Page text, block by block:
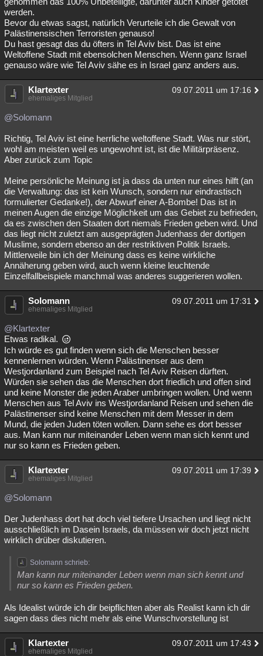
werden.
Bevor du etwas sagst, natürlich Verurteile ich die Gewalt von
Palästinensischen Terroristen genauso!
Du hast gesagt das du öfters in Tel Aviv bist. Das ist eine
Weltoffene Stadt mit ebensolchen Menschen. Wenn ganz Israel
genauso wäre wie Tel Aviv sähe es in Israel ganz anders aus.
Klartexter 09.07.2011 um 17:16
ehemaliges Mitglied
@Solomann
Richtig, Tel Aviv ist eine herrliche weltoffene Stadt. Was nur stört,
wohl am meisten weil es ungewohnt ist, ist die Militärpräsenz.
Aber zurück zum Topic
Meine persönliche Meinung ist ja dass da unten nur eines hilft (an
die Verwaltung: das ist kein Wunsch, sondern nur eindrastisch
formulierter Gedanke!), der Abwurf einer A-Bombe! Das ist in
meinen Augen die einzige Möglichkeit um das Gebiet zu befrieden,
da es zwischen den Staaten dort niemals Frieden geben wird. Und
das liegt nicht zuletzt am ausgeprägten Judenhass der dortigen
Muslime, sondern ebenso an der restriktiven Politik Israels.
Mittlerweile bin ich der Meinung dass es keine wirkliche
Annäherung geben wird, auch wenn kleine leuchtende
Einzelfallbeispiele manchmal was anderes suggerieren wollen.
Solomann 09.07.2011 um 17:31
ehemaliges Mitglied
@Klartexter
Etwas radikal.
Ich würde es gut finden wenn sich die Menschen besser
kennenlernen würden. Wenn Palästinenser aus dem
Westjordanland zum Beispiel nach Tel Aviv Reisen dürften.
Würden sie sehen das die Menschen dort friedlich und offen sind
und keine Monster die jeden Araber umbringen wollen. Und wenn
Menschen aus Tel Aviv ins Westjordanland Reisen und sehen die
Palästinenser sind keine Menschen mit dem Messer in dem
Mund, die jeden Juden töten wollen. Dann sehe es dort besser
aus. Man kann nur miteinander Leben wenn man sich kennt und
nur so kann es Frieden geben.
Klartexter 09.07.2011 um 17:39
ehemaliges Mitglied
@Solomann
Der Judenhass dort hat doch viel tiefere Ursachen und liegt nicht
ausschließlich im Dasein Israels, da müssen wir doch jetzt nicht
wirklich drüber diskutieren.
Solomann schrieb:
Man kann nur miteinander Leben wenn man sich kennt und
nur so kann es Frieden geben.
Als Idealist würde ich dir beipflichten aber als Realist kann ich dir
sagen dass dies nicht mehr als eine Wunschvorstellung ist
Klartexter 09.07.2011 um 17:43
ehemaliges Mitglied